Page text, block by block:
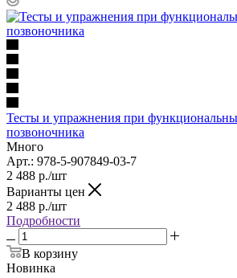
Тесты и упражнения при
позвоночника
Много
Арт.: 978-5-907849-03-7
2 488 р./шт
Варианты цен
2 488 р./шт
Подробности
В корзину
Новинка